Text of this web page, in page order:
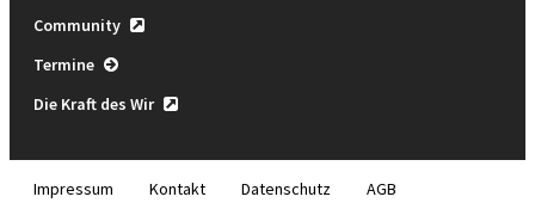
Community
Termine
Die Kraft des Wir
Impressum Kontakt Datenschutz AGB